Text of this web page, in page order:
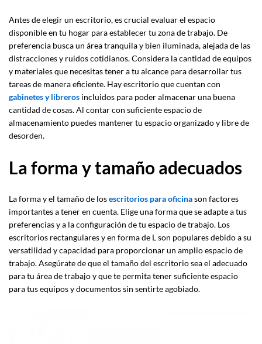
Antes de elegir un escritorio, es crucial evaluar el espacio
disponible en tu hogar para establecer tu zona de trabajo. De
preferencia busca un área tranquila y bien iluminada, alejada de las
distracciones y ruidos cotidianos. Considera la cantidad de equipos
y materiales que necesitas tener a tu alcance para desarrollar tus
tareas de manera eficiente. Hay escritorio que cuentan con
gabinetes y libreros incluidos para poder almacenar una buena
cantidad de cosas. Al contar con suficiente espacio de
almacenamiento puedes mantener tu espacio organizado y libre de
desorden.
La forma y tamaño adecuados
La forma y el tamaño de losescritorios para oficinason factores
importantes a tener en cuenta. Elige una forma que se adapte a tus
preferencias y a la configuración de tu espacio de trabajo. Los
escritorios rectangulares y en forma de L son populares debido a su
versatilidad y capacidad para proporcionar un amplio espacio de
trabajo. Asegúrate de que el tamaño del escritorio sea el adecuado
para tu área de trabajo y que te permita tener suficiente espacio
para tus equipos y documentos sin sentirte agobiado.